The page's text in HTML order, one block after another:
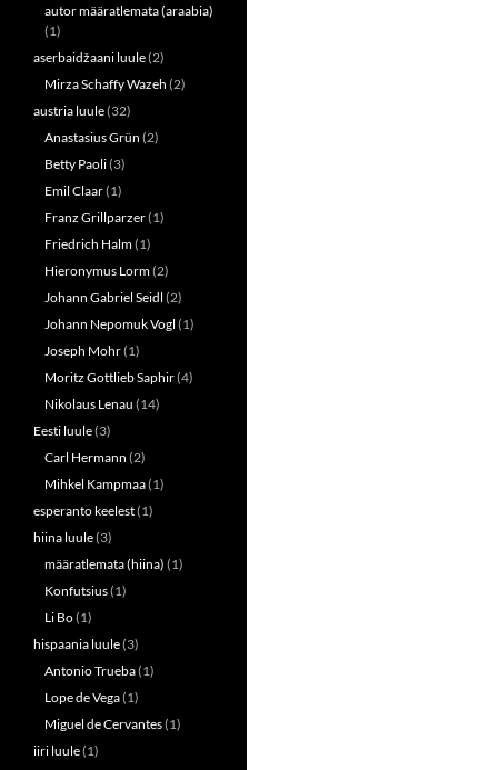
autor määratlemata (araabia)
(1)
aserbaidžaani luule(2)
Mirza Schaffy Wazeh (2)
austria luule(32)
Anastasius Grün (2)
Betty Paoli(3)
Emil Claar(1)
Franz Grillparzer(1)
Friedrich Halm(1)
Hieronymus Lorm(2)
Johann Gabriel Seidl (2)
Johann Nepomuk Vogl (1)
Joseph Mohr(1)
Moritz Gottlieb Saphir(4)
Nikolaus Lenau (14)
Eesti luule(3)
Carl Hermann (2)
Mihkel Kampmaa(1)
esperanto keelest(1)
hiina luule(3)
määratlemata (hiina) (1)
Konfutsius(1)
Li Bo(1)
hispaania luule(3)
Antonio Trueba(1)
Lope de Vega(1)
Miguel de Cervantes(1)
iiri luule(1)